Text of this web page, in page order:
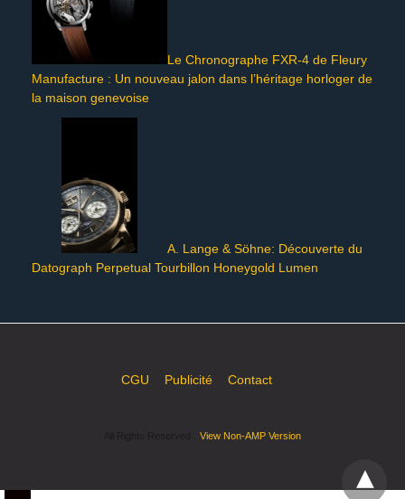
Le Chronographe FXR-4 de Fleury
Manufacture : Un nouveau jalon dans l’héritage horloger de
la maison genevoise
A. Lange & Söhne: Découverte du
Datograph Perpetual Tourbillon Honeygold Lumen
CGU Publicité Contact
View Non-AMP Version